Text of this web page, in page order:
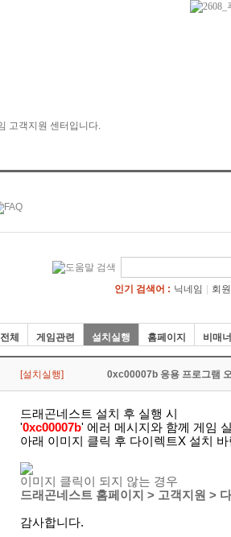
인기 검색어 : 닉네임 회
전체 게임관련 설치실행 홈페이지 비매
[설치실행] 0xc00007b 응용 프로그램
드래곤네스트 설치 후 실행 시
'0xc00007b' 에러 메시지와 함께 게임
아래 이미지 클릭 후 다이렉트X 설치 바
이미지 클릭이 되지 않는 경우
드래곤네스트 홈페이지 > 고객지원 >
감사합니다.